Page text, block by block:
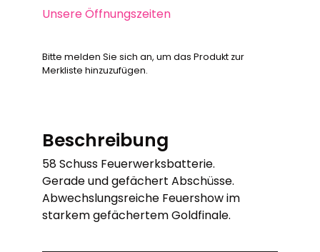
Unsere Öffnungszeiten
Bitte melden Sie sich an, um das Produkt zur
Merkliste hinzuzufügen.
Beschreibung
58 Schuss Feuerwerksbatterie.
Gerade und gefächert Abschüsse.
Abwechslungsreiche Feuershow im
starkem gefächertem Goldfinale.